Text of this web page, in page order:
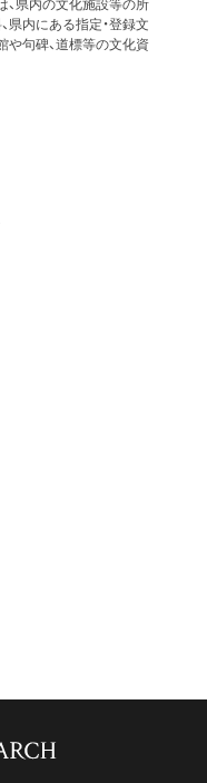
、県内の文化施設等の所
県内にある指定・登録文
や句碑、道標等の文化資